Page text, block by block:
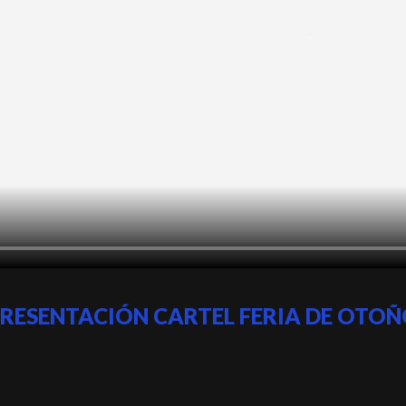
CARTEL FERIA DE